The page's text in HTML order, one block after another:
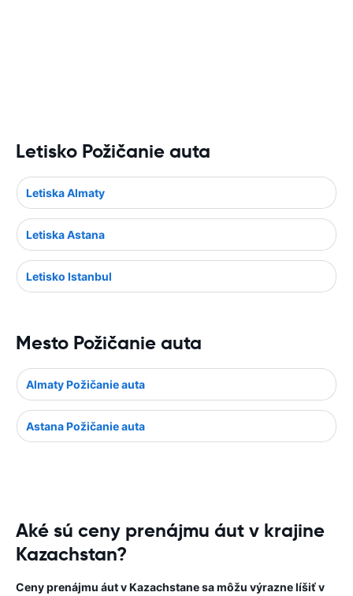
Letisko Požičanie auta
Letiska Almaty
Letiska Astana
Letisko Istanbul
Mesto Požičanie auta
Almaty Požičanie auta
Astana Požičanie auta
Aké sú ceny prenájmu áut v krajine
Kazachstan?
Ceny prenájmu áut v Kazachstane sa môžu výrazne líšiť v